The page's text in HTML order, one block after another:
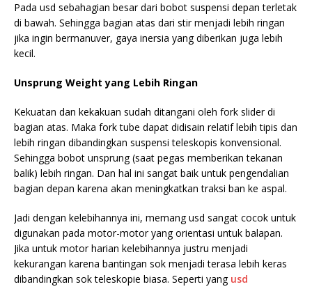
Pada usd sebahagian besar dari bobot suspensi depan terletak
di bawah. Sehingga bagian atas dari stir menjadi lebih ringan
jika ingin bermanuver, gaya inersia yang diberikan juga lebih
kecil.
Unsprung Weight yang Lebih Ringan
Kekuatan dan kekakuan sudah ditangani oleh fork slider di
bagian atas. Maka fork tube dapat didisain relatif lebih tipis dan
lebih ringan dibandingkan suspensi teleskopis konvensional.
Sehingga bobot unsprung (saat pegas memberikan tekanan
balik) lebih ringan. Dan hal ini sangat baik untuk pengendalian
bagian depan karena akan meningkatkan traksi ban ke aspal.
Jadi dengan kelebihannya ini, memang usd sangat cocok untuk
digunakan pada motor-motor yang orientasi untuk balapan.
Jika untuk motor harian kelebihannya justru menjadi
kekurangan karena bantingan sok menjadi terasa lebih keras
dibandingkan sok teleskopie biasa. Seperti yang usd